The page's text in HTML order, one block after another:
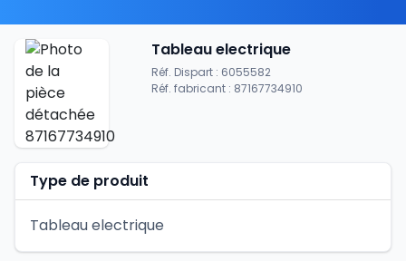
Tableau electrique
Réf. Dispart : 6055582
Réf. fabricant : 87167734910
Type de produit
Tableau electrique